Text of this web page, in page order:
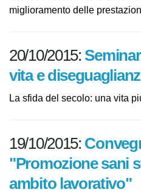
miglioramento delle
20/10/2015:
di vita e
La sfida del secolo: una vita
19/10/2015:
"Promozione sani